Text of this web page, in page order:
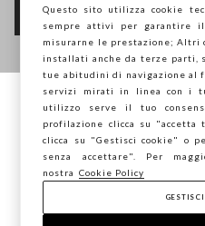
Seguici su
Stai navigando su
salvare la tua posizione?
Questo sito utilizza cookie
sempre attivi per garantire
misurarne le prestazione; Altri
installati anche da terze parti,
tue abitudini di navigazione
servizi mirati in linea con i
utilizzo serve il tuo
profilazione clicca su
clicca su "Gestisci cookie" o
senza accettare". Per
nostra
Cookie Policy